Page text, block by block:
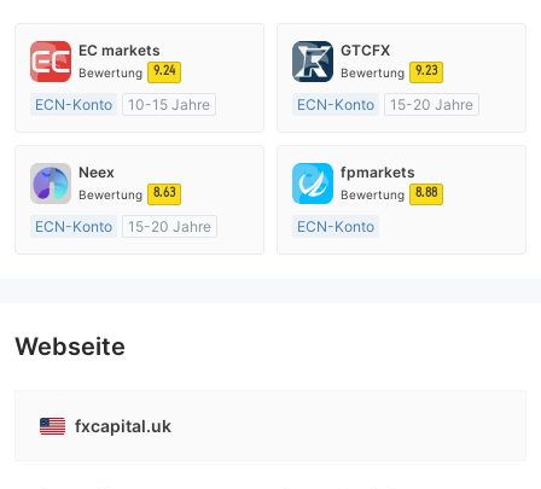
EC markets
Bewertung 9.24
ECN-Konto
10-15 Jahre
Market Making (MM)
MT4-Volllizenz
GTCFX
Bewertung 9.23
ECN-Konto
15-20 Jahre
Market Making (MM)
MT4-Volllizenz
Neex
Bewertung 8.63
ECN-Konto
15-20 Jahre
fpmarkets
Bewertung 8.88
ECN-Konto
Webseite
fxcapital.uk